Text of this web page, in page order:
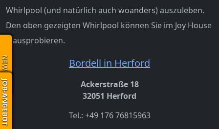
Whirlpool (und natürlich auch woanders) auszuleben.
Den oben gezeigten Whirlpool können Sie im Joy House
II ausprobieren.
Bordell in Herford
Ackerstraße 18
32051 Herford
Tel.: +49 176 76815963
NEWS
JOB-ANGEBOT